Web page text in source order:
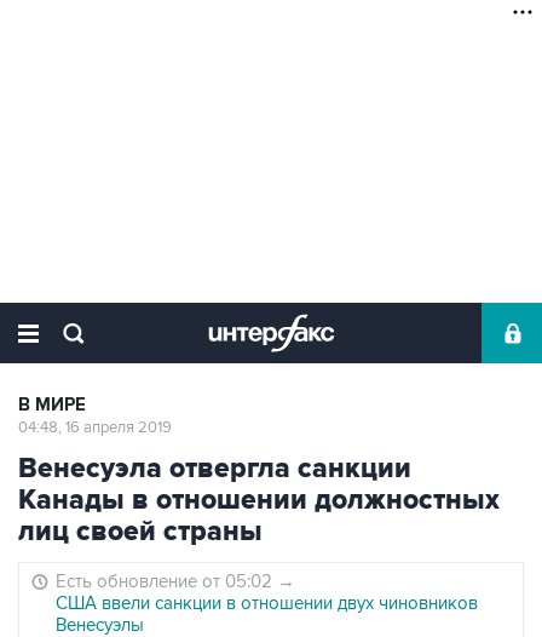
В МИРЕ
04:48, 16 апреля 2019
Венесуэла отвергла санкции
Канады в отношении должностных
лиц своей страны
Есть обновление от 05:02 →
США ввели санкции в отношении двух чиновников
Венесуэлы